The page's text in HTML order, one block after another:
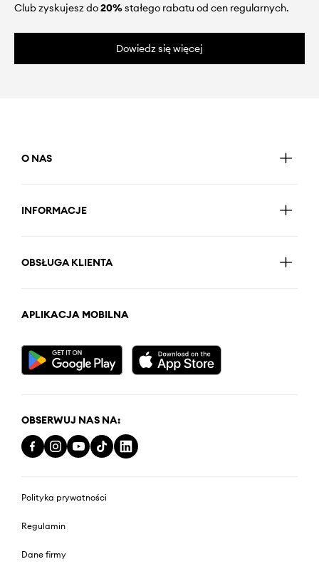
Club zyskujesz do20%stałego rabatu od cen regularnych.
Dowiedz się więcej
O NAS
INFORMACJE
OBSŁUGA KLIENTA
APLIKACJA MOBILNA
OBSERWUJ NAS NA:
Polityka prywatności
Regulamin
Dane firmy